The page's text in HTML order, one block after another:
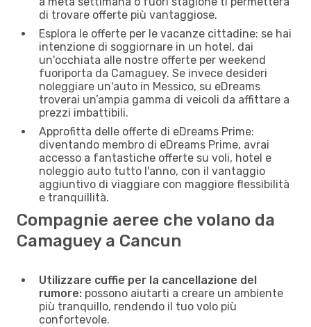
di trovare offerte più vantaggiose.
Esplora le offerte per le vacanze cittadine: se hai
intenzione di soggiornare in un hotel, dai
un'occhiata alle nostre offerte per weekend
fuoriporta da Camaguey. Se invece desideri
noleggiare un'auto in Messico, su eDreams
troverai un’ampia gamma di veicoli da affittare a
prezzi imbattibili.
Approfitta delle offerte di eDreams Prime:
diventando membro di eDreams Prime, avrai
accesso a fantastiche offerte su voli, hotel e
noleggio auto tutto l'anno, con il vantaggio
aggiuntivo di viaggiare con maggiore flessibilità
e tranquillità.
Compagnie aeree che volano da
Camaguey a Cancun
Utilizzare cuffie per la cancellazione del
rumore: possono aiutarti a creare un ambiente
più tranquillo, rendendo il tuo volo più
confortevole.